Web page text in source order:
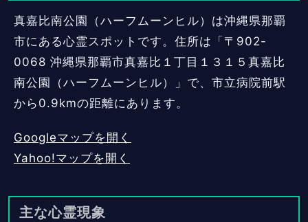
真嘉比南公園（ハーフムーンヒル）は沖縄県那覇
市にある心霊スポットです。住所は「〒902-
0068 沖縄県那覇市真嘉比１丁目１３１５真嘉比
南公園（ハーフムーンヒル）」で、市立病院前駅
から0.9kmの距離にあります。
Googleマップを開く
Yahoo!マップを開く
主な心霊現象